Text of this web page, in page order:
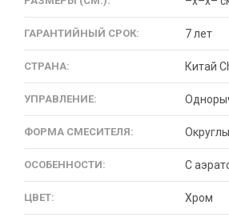
ГАРАНТИЙНЫЙ СРОК: 7 лет
СТРАНА: Китай
УПРАВЛЕНИЕ:
ФОРМА СМЕСИТЕЛЯ:
ОСОБЕННОСТИ: С
ЦВЕТ: Хром